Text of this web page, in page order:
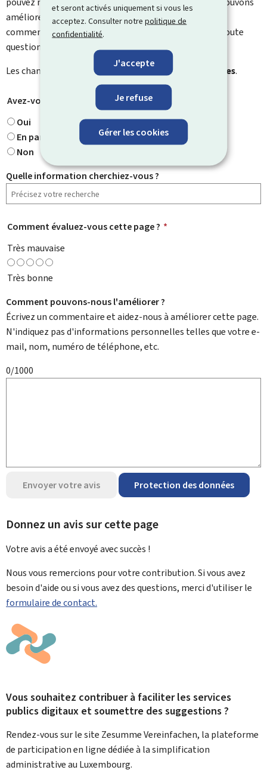
et seront activés uniquement si vous les
acceptez. Consulter notrepolitique de
confidentialité.
J'accepte
Je refuse
Gérer les cookies
améliorer. Vous ne recevrez pas de réponse à votre
commentaire. Utilisez le formulaire de contact pour toute
question particulière.
Les champs marqués d’une étoile (
) sont obligatoires.
Avez-vous trouvé ce que vous cherchiez ?
Oui
En partie
Non
Quelle information cherchiez-vous ?
Comment évaluez-vous cette page ? *
Très mauvaise
Très bonne
Comment pouvons-nous l'améliorer ?
Écrivez un commentaire et aidez-nous à améliorer cette page.
N'indiquez pas d'informations personnelles telles que votre e-
mail, nom, numéro de téléphone, etc.
0/1000
Envoyer votre avis Protection des données
Donnez un avis sur cette page
Votre avis a été envoyé avecsuccès !
Nous vous remercions pour votre contribution. Si vous avez
besoin d'aide ou si vous avez des questions, merci d'utiliser le
formulaire de contact.
Vous souhaitez contribuer à faciliter les services
publics digitaux et soumettre des suggestions ?
Rendez-vous sur le site Zesumme Vereinfachen, la plateforme
de participation en ligne dédiée à la simplification
administrative au Luxembourg.